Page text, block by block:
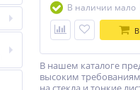
В наличии мало
В нашем каталоге
высоким